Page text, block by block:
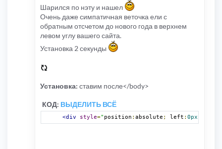
Шарился по нэту и нашел
Очень даже симпатичная веточка ели с
обратным отсчетом до нового года в верхнем
левом углу вашего сайта.
Установка 2 секунды
Установка: ставим после</body>
КОД: ВЫДЕЛИТЬ ВСЁ
<div style=" position : absolute ; left : 0px